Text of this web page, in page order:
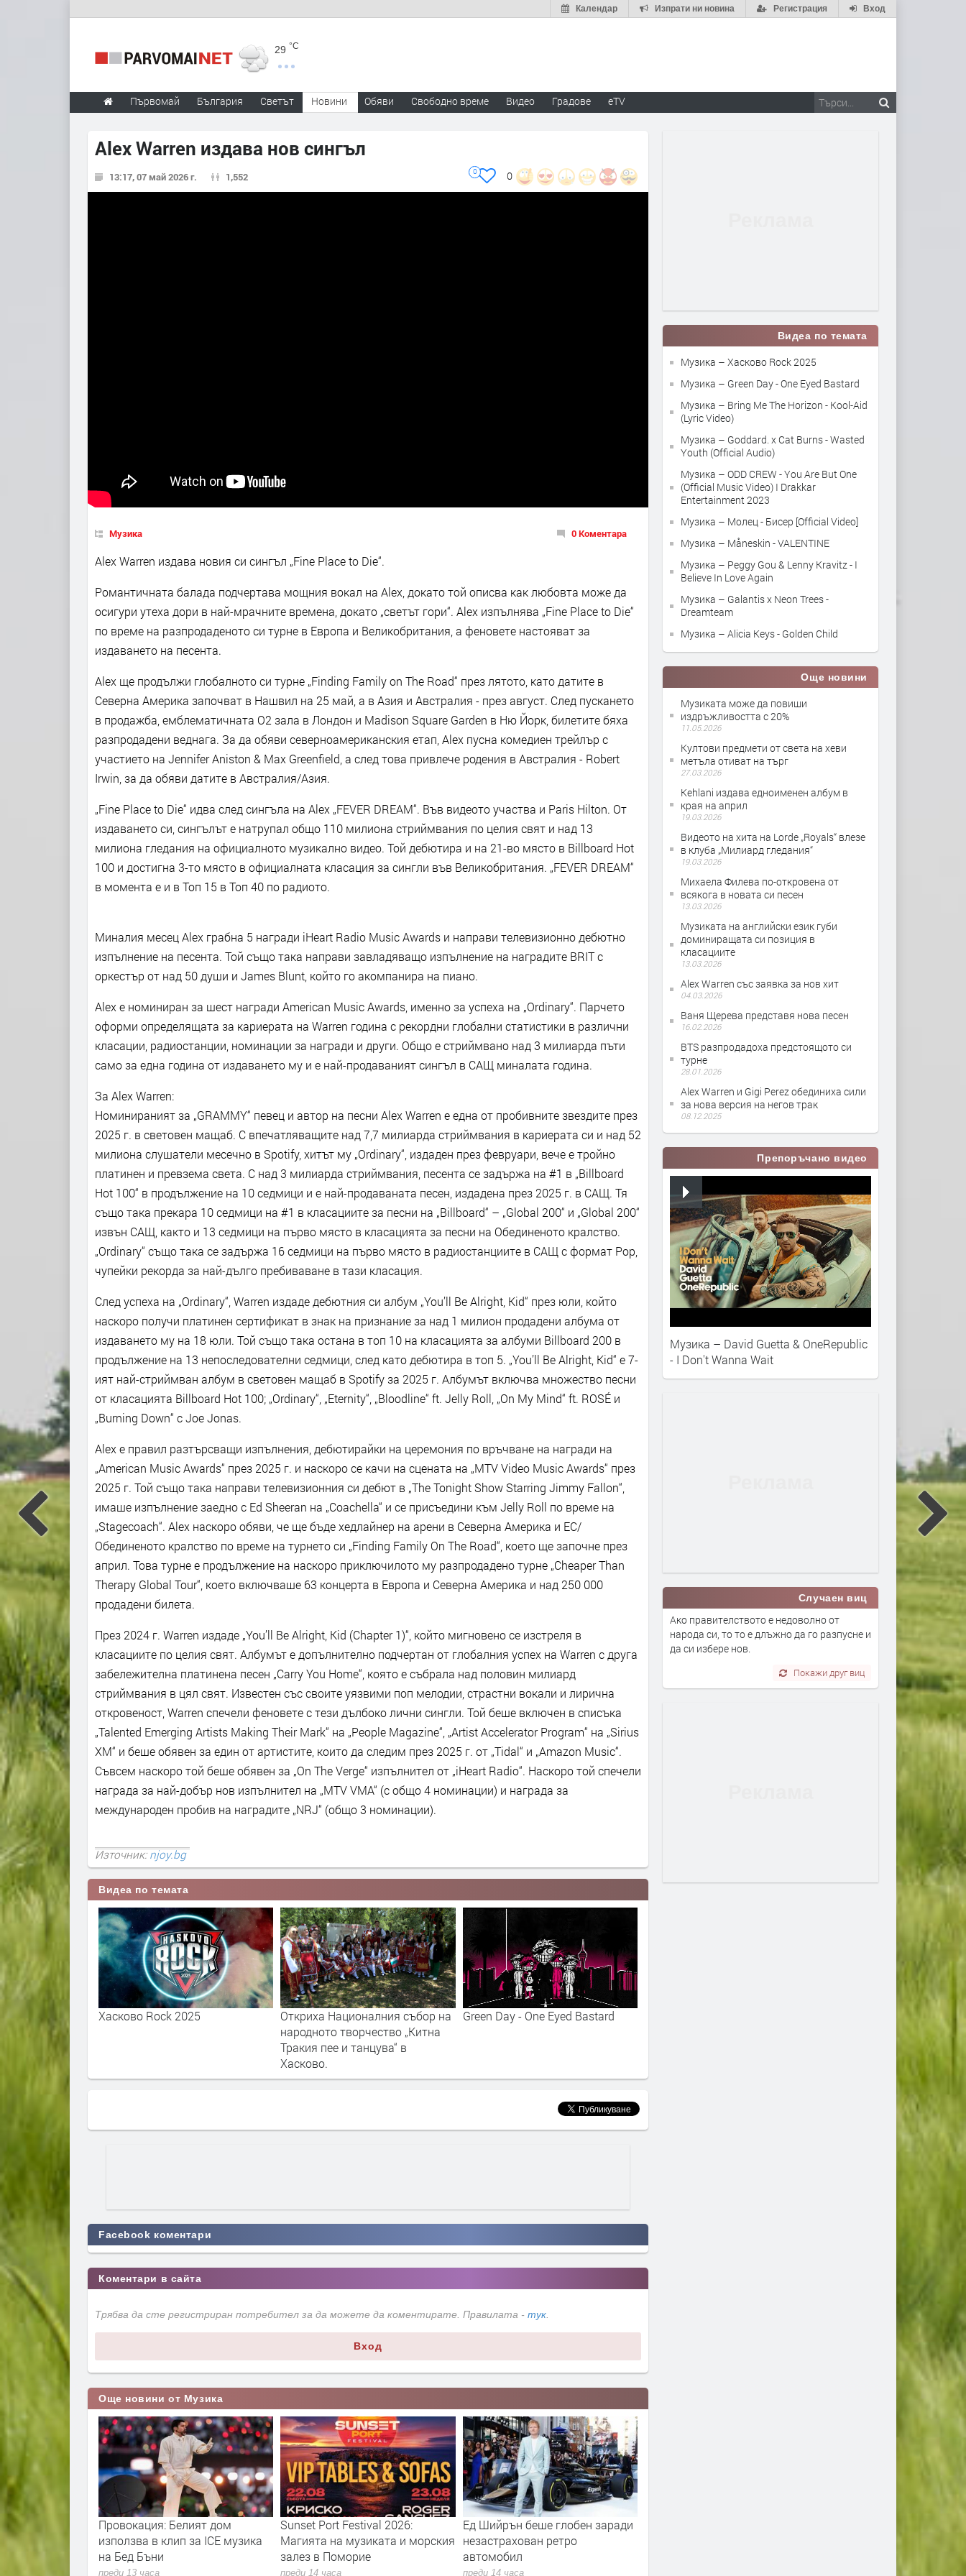
Вход
Регистрация
Изпрати ни новина
Календар
29 °C
Първомай България Светът Новини Обяви Свободно време Видео Градове eTV
Alex Warren издава нов сингъл
13:17, 07 май 2026 г. 1,552 0
0
Музика 0 Коментара
Alex Warren издава новия си сингъл „Fine Place to Die“.
Романтичната балада подчертава мощния вокал на Alex, докато той описва как любовта може да
осигури утеха дори в най-мрачните времена, докато „светът гори“. Alex изпълнява „Fine Place to Die“
по време на разпродаденото си турне в Европа и Великобритания, а феновете настояват за
издаването на песента.
Alex ще продължи глобалното си турне „Finding Family on The Road“ през лятото, като датите в
Северна Америка започват в Нашвил на 25 май, а в Азия и Австралия - през август. След пускането
в продажба, емблематичната O2 зала в Лондон и Madison Square Garden в Ню Йорк, билетите бяха
разпродадени веднага. За да обяви северноамериканския етап, Alex пусна комедиен трейлър с
участието на Jennifer Aniston & Max Greenfield, а след това привлече родения в Австралия - Robert
Irwin, за да обяви датите в Австралия/Азия.
„Fine Place to Die“ идва след сингъла на Alex „FEVER DREAM“. Във видеото участва и Paris Hilton. От
издаването си, сингълът е натрупал общо 110 милиона стриймвания по целия свят и над 13
милиона гледания на официалното музикално видео. Той дебютира и на 21-во място в Billboard Hot
100 и достигна 3-то място в официалната класация за сингли във Великобритания. „FEVER DREAM“
в момента е и в Топ 15 в Топ 40 по радиото.
Миналия месец Alex грабна 5 награди iHeart Radio Music Awards и направи телевизионно дебютно
изпълнение на песента. Той също така направи завладяващо изпълнение на наградите BRIT с
оркестър от над 50 души и James Blunt, който го акомпанира на пиано.
Alex е номиниран за шест награди American Music Awards, именно за успеха на „Ordinary“. Парчето
оформи определящата за кариерата на Warren година с рекордни глобални статистики в различни
класации, радиостанции, номинации за награди и други. Общо е стриймвано над 3 милиарда пъти
само за една година от издаването му и е най-продаваният сингъл в САЩ миналата година.
За Alex Warren:
Номинираният за „GRAMMY“ певец и автор на песни Alex Warren е една от пробивните звездите през
2025 г. в световен мащаб. С впечатляващите над 7,7 милиарда стриймвания в кариерата си и над 52
милиона слушатели месечно в Spotify, хитът му „Ordinary“, издаден през февруари, вече е тройно
платинен и превзема света. С над 3 милиарда стриймвания, песента се задържа на #1 в „Billboard
Hot 100“ в продължение на 10 седмици и е най-продаваната песен, издадена през 2025 г. в САЩ. Тя
също така прекара 10 седмици на #1 в класациите за песни на „Billboard“ – „Global 200“ и „Global 200“
извън САЩ, както и 13 седмици на първо място в класацията за песни на Обединеното кралство.
„Ordinary“ също така се задържа 16 седмици на първо място в радиостанциите в САЩ с формат Pop,
чупейки рекорда за най-дълго пребиваване в тази класация.
След успеха на „Ordinary“, Warren издаде дебютния си албум „You’ll Be Alright, Kid“ през юли, който
наскоро получи платинен сертификат в знак на признание за над 1 милион продадени албума от
издаването му на 18 юли. Той също така остана в топ 10 на класацията за албуми Billboard 200 в
продължение на 13 непоследователни седмици, след като дебютира в топ 5. „You’ll Be Alright, Kid“ е 7-
ият най-стриймван албум в световен мащаб в Spotify за 2025 г. Албумът включва множество песни
от класацията Billboard Hot 100; „Ordinary“, „Eternity“, „Bloodline“ ft. Jelly Roll, „On My Mind“ ft. ROSÉ и
„Burning Down“ с Joe Jonas.
Alex е правил разтърсващи изпълнения, дебютирайки на церемония по връчване на награди на
„American Music Awards“ през 2025 г. и наскоро се качи на сцената на „MTV Video Music Awards“ през
2025 г. Той също така направи телевизионния си дебют в „The Tonight Show Starring Jimmy Fallon“,
имаше изпълнение заедно с Ed Sheeran на „Coachella“ и се присъедини към Jelly Roll по време на
„Stagecoach“. Аlex наскоро обяви, че ще бъде хедлайнер на арени в Северна Америка и ЕС/
Обединеното кралство по време на турнето си „Finding Family On The Road“, което ще започне през
април. Това турне е продължение на наскоро приключилото му разпродадено турне „Cheaper Than
Therapy Global Tour“, което включваше 63 концерта в Европа и Северна Америка и над 250 000
продадени билета.
През 2024 г. Warren издаде „You’ll Be Alright, Kid (Chapter 1)“, който мигновено се изстреля в
класациите по целия свят. Албумът е допълнително подчертан от глобалния успех на Warren с друга
забележителна платинена песен „Carry You Home“, която е събрала над половин милиард
стриймвания в цял свят. Известен със своите уязвими поп мелодии, страстни вокали и лирична
откровеност, Warren спечели феновете с тези дълбоко лични сингли. Той беше включен в списъка
„Talented Emerging Artists Making Their Mark“ на „People Magazine“, „Artist Accelerator Program“ на „Sirius
XM“ и беше обявен за един от артистите, които да следим през 2025 г. от „Tidal“ и „Amazon Music“.
Съвсем наскоро той беше обявен за „On The Verge“ изпълнител от „iHeart Radio“. Наскоро той спечели
награда за най-добър нов изпълнител на „MTV VMA“ (с общо 4 номинации) и награда за
международен пробив на наградите „NRJ“ (общо 3 номинации).
Източник:njoy.bg
Видеа по темата
Хасково Rock 2025
Откриха Националния събор на
народното творчество „Китна
Тракия пее и танцува“ в
Хасково.
Green Day - One Eyed Bastard
Goddard. x Cat Burns -
Youth (Official Audio)
Facebook коментари
Коментари в сайта
Трябва да сте регистриран потребител за да можете да коментирате. Правилата - тук.
Вход
Още новини от Музика
изяви
Провокация: Белият дом
използва в клип за ICE музика
на Бед Бъни
преди 13 часа
Sunset Port Festival 2026:
Магията на музиката и морския
залез в Поморие
преди 14 часа
Ед Шийрън беше глобен заради
незастрахован ретро
автомобил
преди 14 часа
Видеа по темата
Музика – Хасково Rock 2025
Музика – Green Day - One Eyed Bastard
Музика – Bring Me The Horizon - Kool-Aid
(Lyric Video)
Музика – Goddard. x Cat Burns - Wasted
Youth (Official Audio)
Музика – ODD CREW - You Are But One
(Official Music Video) I Drakkar
Entertainment 2023
Музика – Молец - Бисер [Official Video]
Музика – Måneskin - VALENTINE
Музика – Peggy Gou & Lenny Kravitz - I
Believe In Love Again
Музика – Galantis x Neon Trees -
Dreamteam
Музика – Alicia Keys - Golden Child
Още новини
Музиката може да повиши
издръжливостта с 20%
11.05.2026
Култови предмети от света на хеви
метъла отиват на търг
27.03.2026
Kehlani издава едноименен албум в
края на април
19.03.2026
Видеото на хита на Lorde „Royals“ влезе
в клуба „Милиард гледания“
19.03.2026
Михаела Филева по-откровена от
всякога в новата си песен
13.03.2026
Музиката на английски език губи
доминиращата си позиция в
класациите
13.03.2026
Alex Warren със заявка за нов хит
04.03.2026
Ваня Щерева представя нова песен
16.02.2026
BTS разпродадоха предстоящото си
турне
28.01.2026
Alex Warren и Gigi Perez обединиха сили
за нова версия на негов трак
08.12.2025
Препоръчано видео
Музика – David Guetta & OneRepublic
- I Don't Wanna Wait
Случаен виц
Ако правителството е недоволно от
народа си, то то е длъжно да го разпусне и
да си избере нов.
Покажи друг виц